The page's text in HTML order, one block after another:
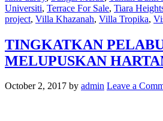
Universiti, Terrace For Sale, Tiara
project, Villa Khazanah, Villa Tropika,
TINGKATKAN
MELUPUSKAN
October 2, 2017 by admin Leave a